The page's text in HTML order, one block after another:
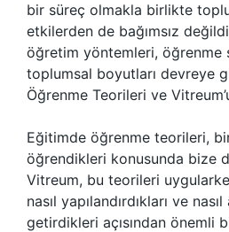
bir süreç olmakla birlikte
etkilerden de bağımsız
öğretim yöntemleri, öğrenme
toplumsal boyutları devreye
Öğrenme Teorileri ve
Eğitimde öğrenme teorileri,
öğrendikleri konusunda bize
Vitreum, bu teorileri
nasıl yapılandırdıkları ve
getirdikleri açısından önemli